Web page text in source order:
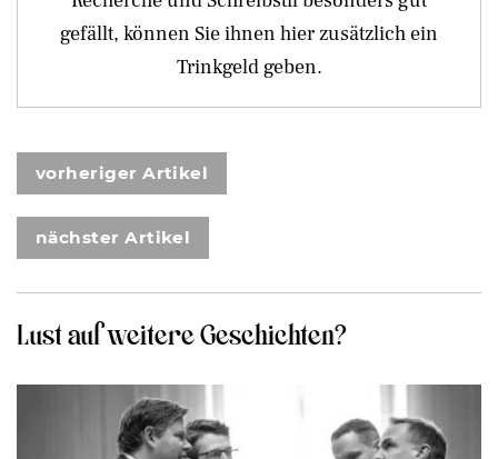
gefällt, können Sie ihnen hier zusätzlich ein
Trinkgeld geben.
vorheriger Artikel
nächster Artikel
Lust auf weitere Geschichten?